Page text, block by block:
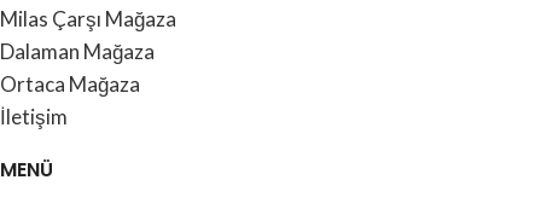
Milas Çarşı Mağaza
Dalaman Mağaza
Ortaca Mağaza
İletişim
MENÜ